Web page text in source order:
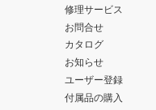
修理サービス
お問合せ
カタログ
お知らせ
ユーザー登録
付属品の購入